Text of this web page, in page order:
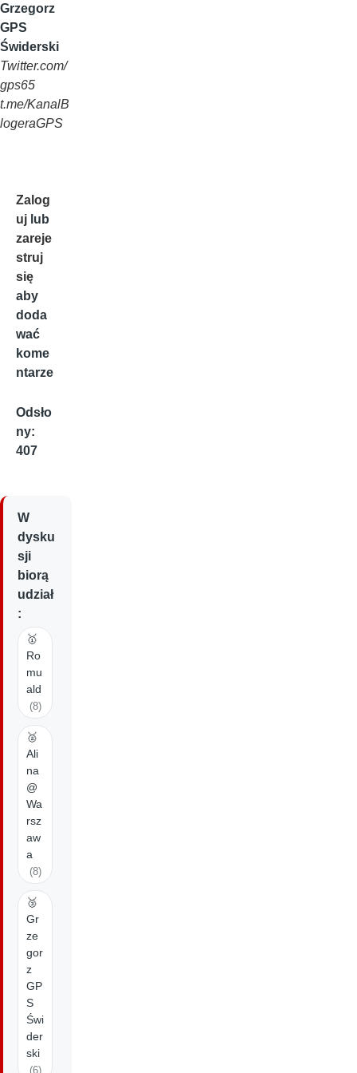
Grzegorz
GPS
Świderski
Twitter.com/
gps65
t.me/KanalB
logeraGPS
Zalog
uj lub
zareje
struj
się
aby
doda
wać
kome
ntarze
Odsło
ny:
407
W
dysku
sji
biorą
udział
:
🥇
Ro
mu
ald
(8)
🥈
Ali
na
@
Wa
rsz
aw
a
(8)
🥉
Gr
ze
gor
z
GP
S
Świ
der
ski
(6)